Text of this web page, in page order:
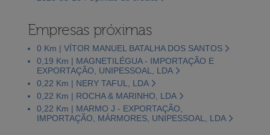
Empresas próximas
0 Km | VÍTOR MANUEL BATALHA DOS SANTOS
0,19 Km | MAGNETILÉGUA - IMPORTAÇÃO E
EXPORTAÇÃO, UNIPESSOAL, LDA
0,22 Km | NERY TAFUL, LDA
0,22 Km | ROCHA & MARINHO, LDA
0,22 Km | MARMO J - EXPORTAÇÃO,
IMPORTAÇÃO, MÁRMORES, UNIPESSOAL, LDA